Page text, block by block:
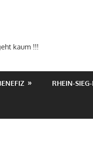
kaum !!!
RHEIN-